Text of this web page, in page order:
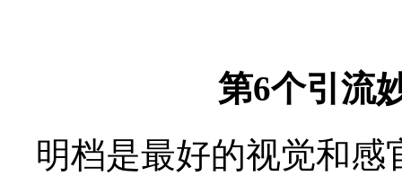
第6个引流
明档是最好的视觉和